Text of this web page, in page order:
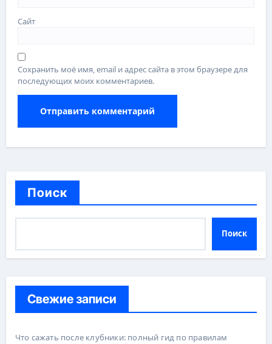
Сайт
Сохранить моё имя, email и адрес сайта в этом браузере для
последующих моих комментариев.
Поиск
Поиск
Свежие записи
Что сажать после клубники: полный гид по правилам